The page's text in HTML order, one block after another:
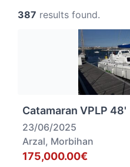
387 results found.
Catamaran VPLP 48'
23/06/2025
Arzal, Morbihan
175,000.00€